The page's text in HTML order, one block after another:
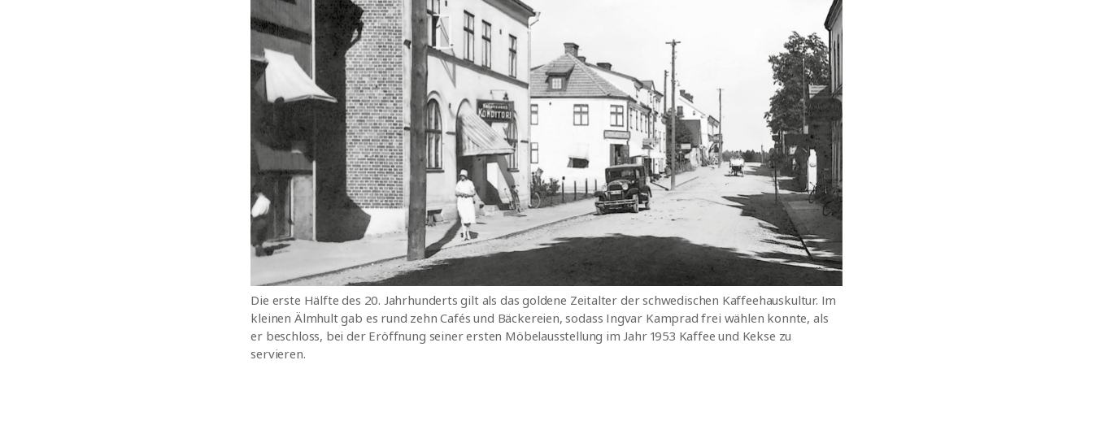
Die erste Hälfte des 20. Jahrhunderts gilt als das goldene Zeitalter der schwedischen Kaffeehauskultur. Im
kleinen Älmhult gab es rund zehn Cafés und Bäckereien, sodass Ingvar Kamprad frei wählen konnte, als
er beschloss, bei der Eröffnung seiner ersten Möbelausstellung im Jahr 1953 Kaffee und Kekse zu
servieren.